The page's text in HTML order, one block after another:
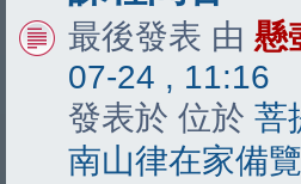
最後發表 由 懸
07-24 , 11:16
發表於 位於 菩
南山律在家備覽